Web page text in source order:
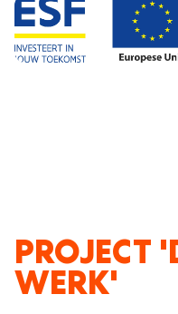
PROJECT
WERK'